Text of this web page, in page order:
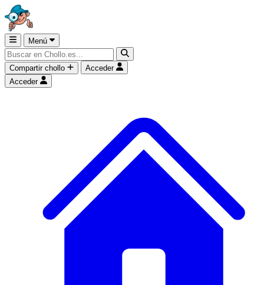
Menú
Compartir chollo
Acceder
Acceder